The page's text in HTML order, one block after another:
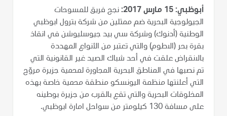
أبوظبي: 15 مارس 2017:
نجح فريق للمسوحات
الجيولوجية البحرية ضم ممثلين من شركة بترول ابوظبي
الوطنية (أدنوك) وشركة سي بيد جيوسليوشن في انقاذ
بقرة بحر (الاطوم) والتي تعتبر من الأنواع المهددة
بالانقراض علقت في أحد شباك الصيد غير القانونية التي
تم نصبها في المناطق البحرية المجاورة لمحمية جزيرة مروّح
التي أعلنتها منظمة اليونسكو منطقة محمية خاصة بهذه
المخلوقات البحرية والتي تقع بالقرب من جزيرة بوطينه
على مسافة 130 كيلومتر من سواحل امارة ابوظبي.